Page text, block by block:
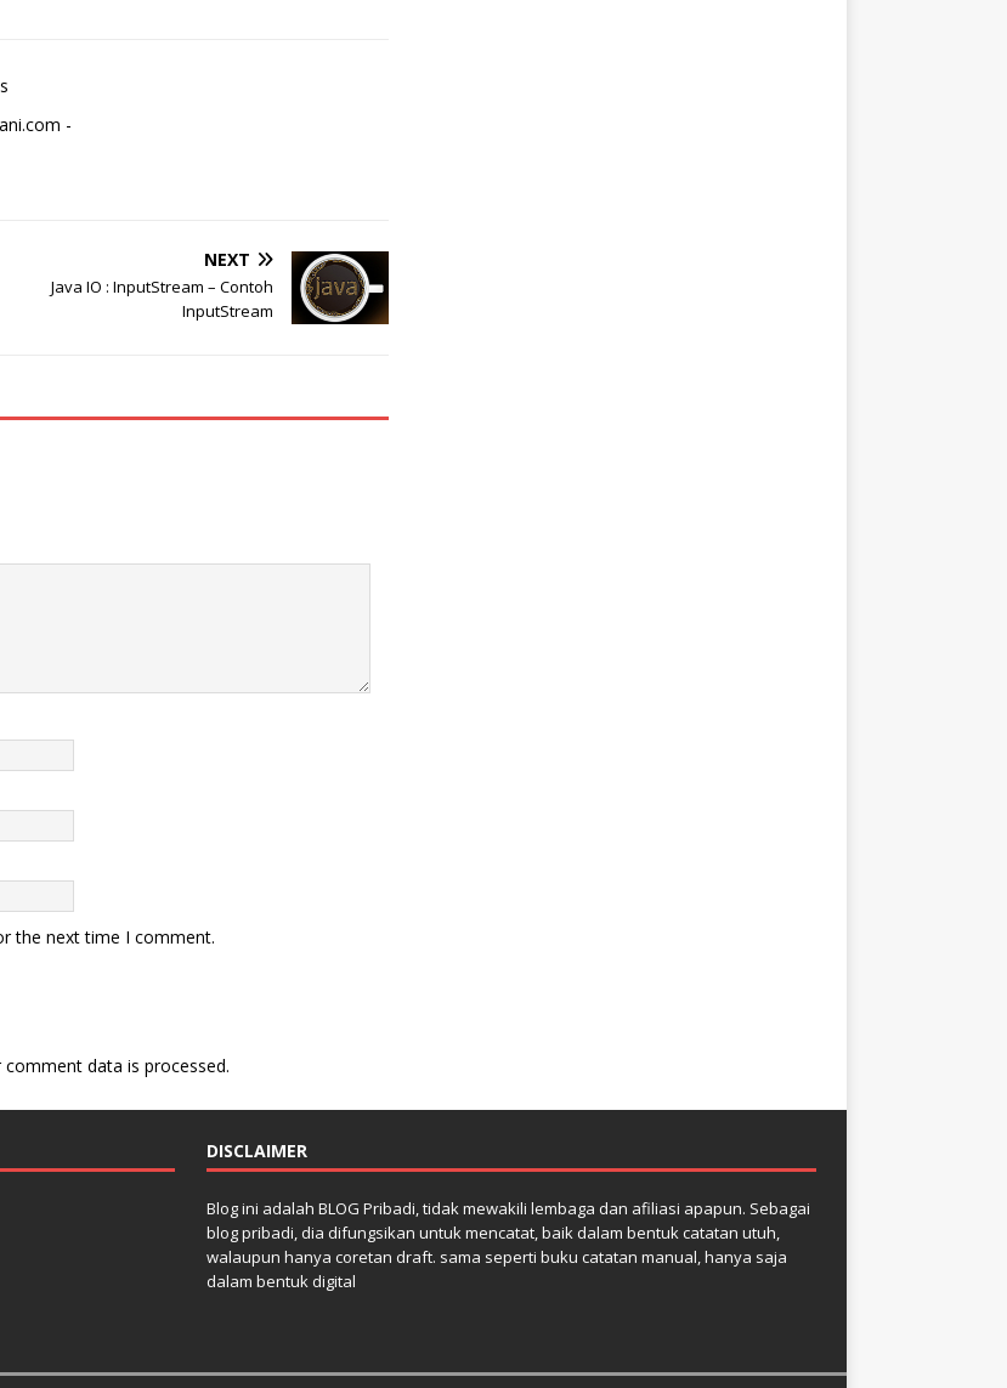
-
NEXT
Java IO : InputStream – Contoh
InputStream
the next time I comment.
data is processed.
DISCLAIMER
Blog ini adalah BLOG Pribadi, tidak mewakili lembaga dan afiliasi apapun. Sebagai
blog pribadi, dia difungsikan untuk mencatat, baik dalam bentuk catatan utuh,
walaupun hanya coretan draft. sama seperti buku catatan manual, hanya saja
dalam bentuk digital